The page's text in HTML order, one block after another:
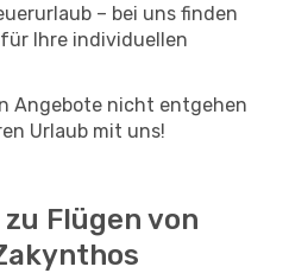
– bei uns finden
Ihre individuellen
Angebote nicht entgehen
Urlaub mit uns!
Flügen von